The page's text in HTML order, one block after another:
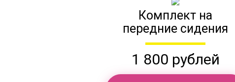
Комплект на
передние сидения
1 800 рублей